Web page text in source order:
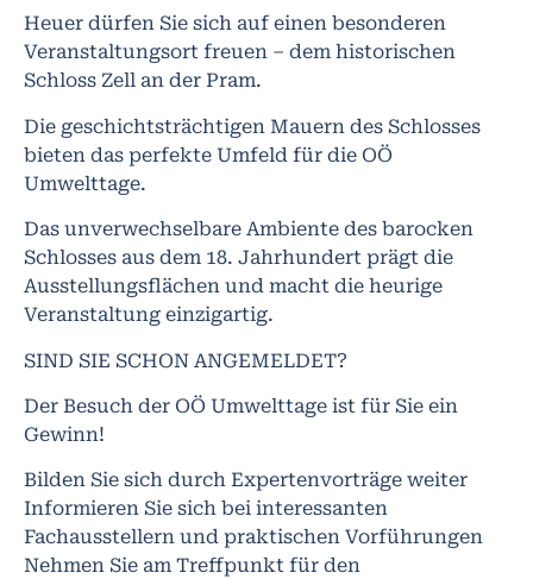
Heuer dürfen Sie sich auf einen besonderen
Veranstaltungsort freuen – dem historischen
Schloss Zell an der Pram.
Die geschichtsträchtigen Mauern des Schlosses
bieten das perfekte Umfeld für die OÖ
Umwelttage.
Das unverwechselbare Ambiente des barocken
Schlosses aus dem 18. Jahrhundert prägt die
Ausstellungsflächen und macht die heurige
Veranstaltung einzigartig.
SIND SIE SCHON ANGEMELDET?
Der Besuch der OÖ Umwelttage ist für Sie ein
Gewinn!
Bilden Sie sich durch Expertenvorträge weiter
Informieren Sie sich bei interessanten
Fachausstellern und praktischen Vorführungen
Nehmen Sie am Treffpunkt für den